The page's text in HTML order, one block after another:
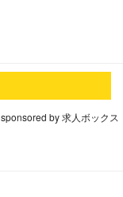
sponsored by 求人ボックス